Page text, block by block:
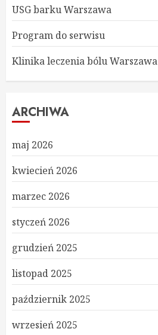
USG barku Warszawa
Program do serwisu
Klinika leczenia bólu Warszawa
ARCHIWA
maj 2026
kwiecień 2026
marzec 2026
styczeń 2026
grudzień 2025
listopad 2025
październik 2025
wrzesień 2025